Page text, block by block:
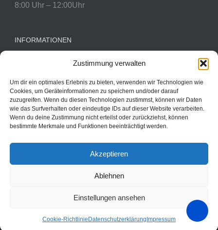
Zustimmung verwalten
Um dir ein optimales Erlebnis zu bieten, verwenden wir Technologien wie
Cookies, um Geräteinformationen zu speichern und/oder darauf
zuzugreifen. Wenn du diesen Technologien zustimmst, können wir Daten
wie das Surfverhalten oder eindeutige IDs auf dieser Website verarbeiten.
Wenn du deine Zustimmung nicht erteilst oder zurückziehst, können
bestimmte Merkmale und Funktionen beeinträchtigt werden.
Akzeptieren
Ablehnen
Einstellungen ansehen
Cookie-Richtlinie Datenschutzerklärung Impressum
8:00 Uhr – 12:00Uhr
INFORMATIONEN
Impressum
Datenschutzerklärung
Disclaimer
Cookie-Richtlinie (EU)
Copyright 2015 YOUR pageMaker & Praxis Dr. Dr. Grün | All Rights
Reserved |